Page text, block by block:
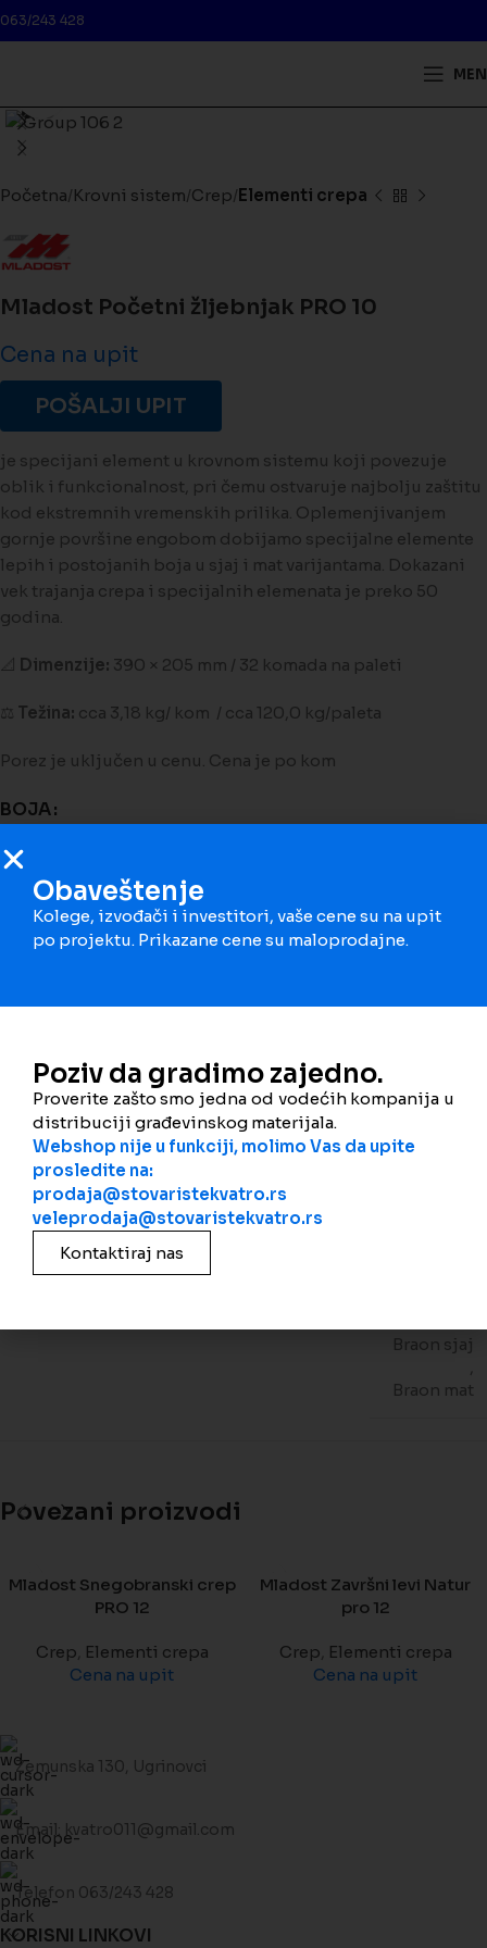
063/243 428
Početna Krovni sistem Crep Elementi crepa
Mladost Početni žljebnjak PRO 10
Cena na upit
POŠALJI UPIT
je specijani element u krovnom sistemu koji povezuje
oblik i funkcionalnost, pri čemu ostvaruje najbolju zaštitu
kod ekstremnih vremenskih prilika. Oplemenjivanjem
gornje površine engobom dobijamo specijalne elemente
lepih i postojanih boja u sjaj i mat varijantama. Dokazani
vek trajanja crepa i specijalnih elemenata je preko 50
godina.
📐 Dimenzije: 390 × 205 mm / 32 komada na paleti
⚖️ Težina: cca 3,18 kg/ kom / cca 120,0 kg/paleta
Porez je uključen u cenu. Cena je po kom
BOJA
Dodaj na poređenje Dodaj na listu želja
Dodatne informacije
BOJA
Braon sjaj
Braon mat
Povezani proizvodi
Mladost Snegobranski crep
PRO 12
Crep Elementi crepa
Cena na upit
Mladost Završni levi Natur
pro 12
Crep Elementi crepa
Cena na upit
Zemunska 130, Ugrinovci
Email: kvatro011@gmail.com
Telefon 063/243 428
KORISNI LINKOVI
Obaveštenje
Kolege, izvođači i investitori, vaše cene su na upit
po projektu. Prikazane cene su maloprodajne.
Poziv da gradimo zajedno.
Proverite zašto smo jedna od vodećih kompanija u
distribuciji građevinskog materijala.
Webshop nije u funkciji, molimo Vas da upite
prosledite na:
prodaja@stovaristekvatro.rs
veleprodaja@stovaristekvatro.rs
Kontaktiraj nas